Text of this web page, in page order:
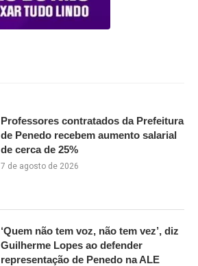
Professores contratados da Prefeitura
de Penedo recebem aumento salarial
de cerca de 25%
7 de agosto de 2026
‘Quem não tem voz, não tem vez’, diz
Guilherme Lopes ao defender
representação de Penedo na ALE